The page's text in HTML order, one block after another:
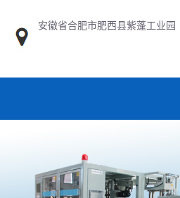
安徽省合肥市肥西县紫蓬工业园